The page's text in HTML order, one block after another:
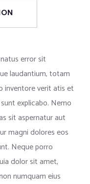
error sit
laudantium, totam
inventore verit atis et
explicabo. Nemo
sit aspernatur aut
magni dolores eos
Neque porro
dolor sit amet,
numquam eius